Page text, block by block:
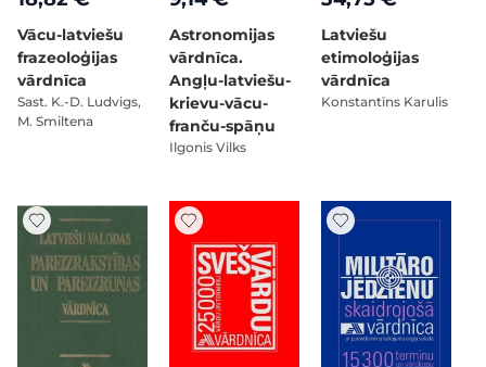
Vācu-latviešu
frazeoloģijas
vārdnīca
Sast. K.-D. Ludvigs,
M. Smiltena
Astronomijas
vārdnīca.
Angļu-latviešu-
krievu-vācu-
franču-spāņu
Ilgonis Vilks
Latviešu
etimoloģijas
vārdnīca
Konstantīns Karulis